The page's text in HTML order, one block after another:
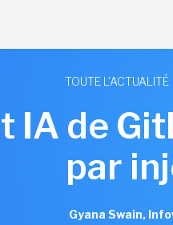
TOUTE L'ACTUALITÉ
IA de
par
Gyana Swain,